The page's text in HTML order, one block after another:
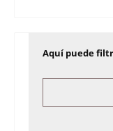
Aquí puede